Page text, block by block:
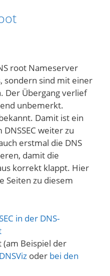
root Nameserver
sondern sind mit einer
Der Übergang verlief
unbemerkt.
Damit ist ein
weiter zu
erstmal die DNS
damit die
korrekt klappt. Hier
Seiten zu diesem
in der DNS-
(am Beispiel der
oder bei den